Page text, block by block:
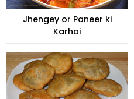
Jhengey or Paneer ki
Karhai